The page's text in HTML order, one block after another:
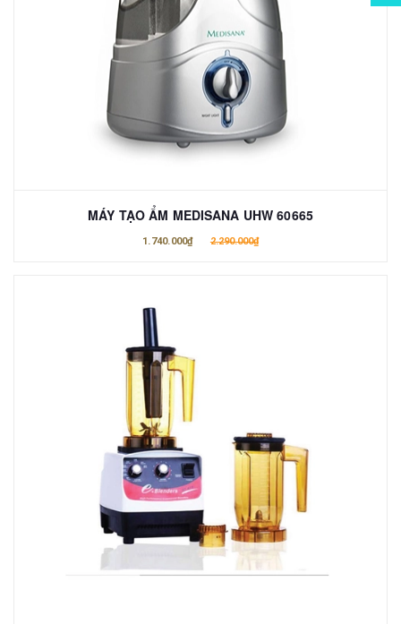
MÁY TẠO ẨM MEDISANA UHW 60665
1.740.000₫ 2.290.000₫